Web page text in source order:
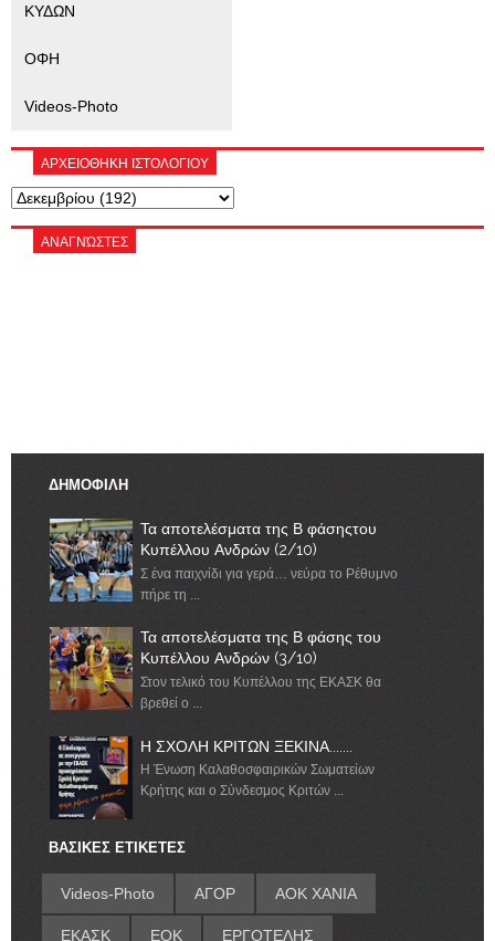
ΚΥΔΩΝ
ΟΦΗ
Videos-Photo
ΑΡΧΕΙΟΘΗΚΗ ΙΣΤΟΛΟΓΙΟΥ
ΑΝΑΓΝΏΣΤΕΣ
ΔΗΜΟΦΙΛΗ
Τα αποτελέσματα της Β φάσηςτου
Κυπέλλου Ανδρών (2/10)
Σ ένα παιχνίδι για γερά… νεύρα το Ρέθυμνο
πήρε τη ...
Τα αποτελέσματα της Β φάσης του
Κυπέλλου Ανδρών (3/10)
Στον τελικό του Κυπέλλου της ΕΚΑΣΚ θα
βρεθεί ο ...
Η ΣΧΟΛΗ ΚΡΙΤΩΝ ΞΕΚΙΝΑ.......
Η Ένωση Καλαθοσφαιρικών Σωματείων
Κρήτης και ο Σύνδεσμος Κριτών ...
ΒΑΣΙΚΕΣ ΕΤΙΚΕΤΕΣ
Videos-Photo ΑΓΟΡ ΑΟΚ ΧΑΝΙΑ
ΕΚΑΣΚ ΕΟΚ ΕΡΓΟΤΕΛΗΣ